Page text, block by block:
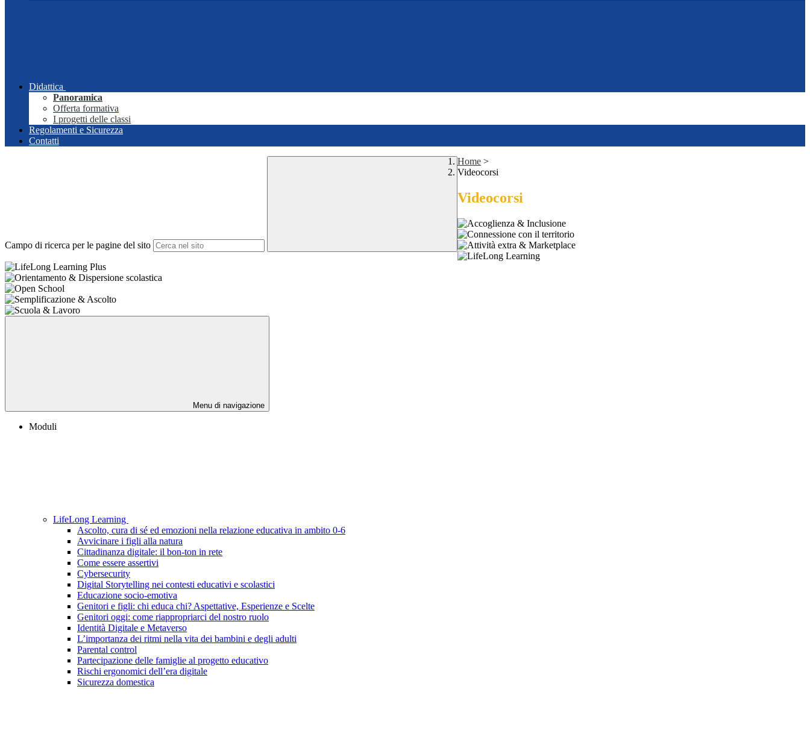
Didattica
Panoramica
Offerta formativa
I progetti delle classi
Regolamenti e Sicurezza
Contatti
Campo di ricerca per le pagine del sito
Home >
Videocorsi
Videocorsi
Menu di navigazione
Moduli
LifeLong Learning
Ascolto, cura di sé ed emozioni nella relazione educativa in ambito 0-6
Avvicinare i figli alla natura
Cittadinanza digitale: il bon-ton in rete
Come essere assertivi
Cybersecurity
Digital Storytelling nei contesti educativi e scolastici
Educazione socio-emotiva
Genitori e figli: chi educa chi? Aspettative, Esperienze e Scelte
Genitori oggi: come riappropriarci del nostro ruolo
Identità Digitale e Metaverso
L’importanza dei ritmi nella vita dei bambini e degli adulti
Parental control
Partecipazione delle famiglie al progetto educativo
Rischi ergonomici dell’era digitale
Sicurezza domestica